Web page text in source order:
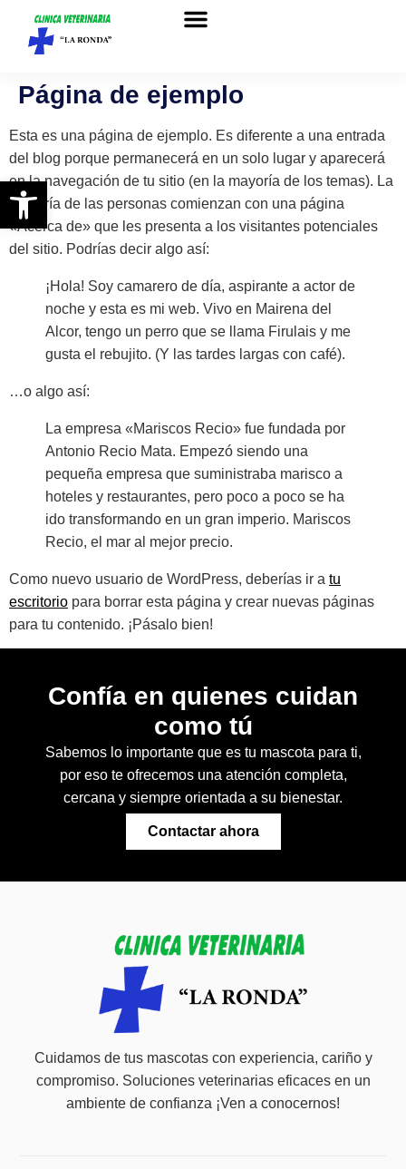
Abrir barra de herramientas
Página de ejemplo
Esta es una página de ejemplo. Es diferente a una entrada
del blog porque permanecerá en un solo lugar y aparecerá
en la navegación de tu sitio (en la mayoría de los temas). La
mayoría de las personas comienzan con una página
«Acerca de» que les presenta a los visitantes potenciales
del sitio. Podrías decir algo así:
¡Hola! Soy camarero de día, aspirante a actor de
noche y esta es mi web. Vivo en Mairena del
Alcor, tengo un perro que se llama Firulais y me
gusta el rebujito. (Y las tardes largas con café).
…o algo así:
La empresa «Mariscos Recio» fue fundada por
Antonio Recio Mata. Empezó siendo una
pequeña empresa que suministraba marisco a
hoteles y restaurantes, pero poco a poco se ha
ido transformando en un gran imperio. Mariscos
Recio, el mar al mejor precio.
Como nuevo usuario de WordPress, deberías ir a tu
escritorio para borrar esta página y crear nuevas páginas
para tu contenido. ¡Pásalo bien!
Confía en quienes cuidan
como tú
Sabemos lo importante que es tu mascota para ti,
por eso te ofrecemos una atención completa,
cercana y siempre orientada a su bienestar.
Contactar ahora
Cuidamos de tus mascotas con experiencia, cariño y
compromiso. Soluciones veterinarias eficaces en un
ambiente de confianza ¡Ven a conocernos!